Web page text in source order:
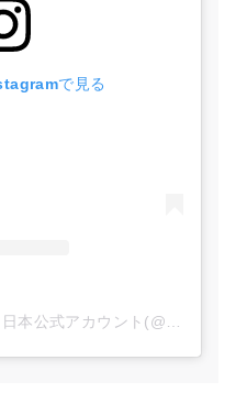
で見る
サロン・デュ・ショコラ 日本公式アカウント(@salonduchocolat_jp)がシェアした投稿